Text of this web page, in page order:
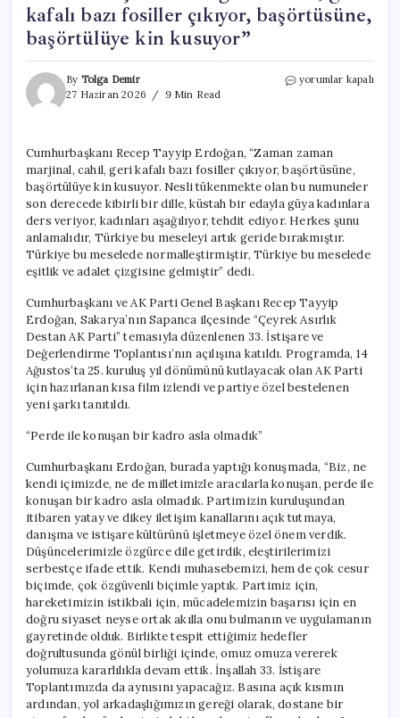
kafalı bazı fosiller çıkıyor, başörtüsüne,
başörtülüye kin kusuyor”
By Tolga Demir
27 Haziran 2026
9 Min Read
Cumhurbaşkanı
bazı
fosiller
çıkıyor,
başörtüsüne,
başörtülüye
kin
kusuyor”
için
yorumlar kapalı
Cumhurbaşkanı Recep Tayyip Erdoğan, “Zaman zaman
marjinal, cahil, geri kafalı bazı fosiller çıkıyor, başörtüsüne,
başörtülüye kin kusuyor. Nesli tükenmekte olan bu numuneler
son derecede kibirli bir dille, küstah bir edayla güya kadınlara
ders veriyor, kadınları aşağılıyor, tehdit ediyor. Herkes şunu
anlamalıdır, Türkiye bu meseleyi artık geride bırakmıştır.
Türkiye bu meselede normalleştirmiştir, Türkiye bu meselede
eşitlik ve adalet çizgisine gelmiştir” dedi.
Cumhurbaşkanı ve AK Parti Genel Başkanı Recep Tayyip
Erdoğan, Sakarya’nın Sapanca ilçesinde “Çeyrek Asırlık
Destan AK Parti” temasıyla düzenlenen 33. İstişare ve
Değerlendirme Toplantısı’nın açılışına katıldı. Programda, 14
Ağustos’ta 25. kuruluş yıl dönümünü kutlayacak olan AK Parti
için hazırlanan kısa film izlendi ve partiye özel bestelenen
yeni şarkı tanıtıldı.
“Perde ile konuşan bir kadro asla olmadık”
Cumhurbaşkanı Erdoğan, burada yaptığı konuşmada, “Biz, ne
kendi içimizde, ne de milletimizle aracılarla konuşan, perde ile
konuşan bir kadro asla olmadık. Partimizin kuruluşundan
itibaren yatay ve dikey iletişim kanallarını açık tutmaya,
danışma ve istişare kültürünü işletmeye özel önem verdik.
Düşüncelerimizle özgürce dile getirdik, eleştirilerimizi
serbestçe ifade ettik. Kendi muhasebemizi, hem de çok cesur
biçimde, çok özgüvenli biçimle yaptık. Partimiz için,
hareketimizin istikbali için, mücadelemizin başarısı için en
doğru siyaset neyse ortak akılla onu bulmanın ve uygulamanın
gayretinde olduk. Birlikte tespit ettiğimiz hedefler
doğrultusunda gönül birliği içinde, omuz omuza vererek
yolumuza kararlılıkla devam ettik. İnşallah 33. İstişare
Toplantımızda da aynısını yapacağız. Basına açık kısmın
ardından, yol arkadaşlığımızın gereği olarak, dostane bir